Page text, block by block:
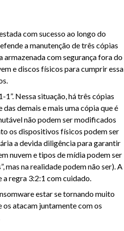
com sucesso ao longo do
a manutenção de três cópias
armazenada com segurança fora do
e discos físicos para cumprir essa
Nessa situação, há três cópias
demais e mais uma cópia que é
não podem ser modificados
os dispositivos físicos podem ser
a devida diligência para garantir
nuvem e tipos de mídia podem ser
mas na realidade podem não ser). A
regra 3:2:1 com cuidado.
estar se tornando muito
atacam juntamente com os